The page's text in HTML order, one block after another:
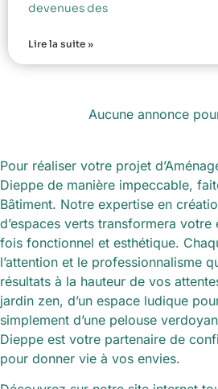
devenues des
Lire la suite »
Aucune annonce
Pour réaliser votre projet
Dieppe de manière impeccable,
Bâtiment. Notre expertise en
d’espaces verts transformera votre
fois fonctionnel et esthétique.
l’attention et le professionnalisme
résultats à la hauteur de vos
jardin zen, d’un espace ludique
simplement d’une pelouse
Dieppe est votre partenaire de
pour donner vie à vos envies.